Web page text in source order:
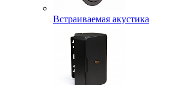
Встраиваемая акустика